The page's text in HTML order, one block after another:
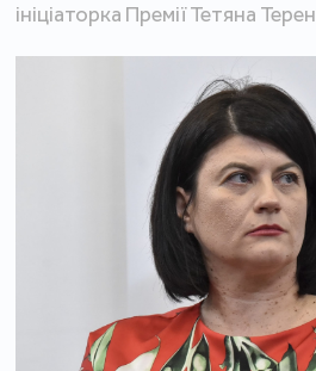
ініціаторка Премії Тетяна Терен